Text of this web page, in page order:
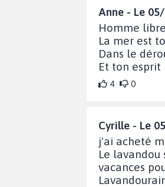
Anne - Le
Homme
La mer est
Dans le
Et ton esprit
4 0
Cyrille - Le
j'ai acheté
Le
vacances